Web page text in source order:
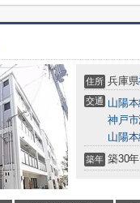
住所 兵庫県
交通 山陽
神戸
山陽
築年 築30年